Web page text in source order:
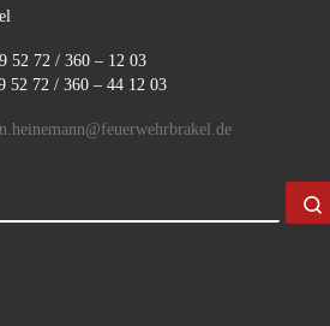
52 72 / 360 – 12 03
52 72 / 360 – 44 12 03